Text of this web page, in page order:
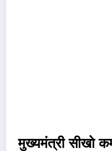
मुख्यमंत्री सीखो